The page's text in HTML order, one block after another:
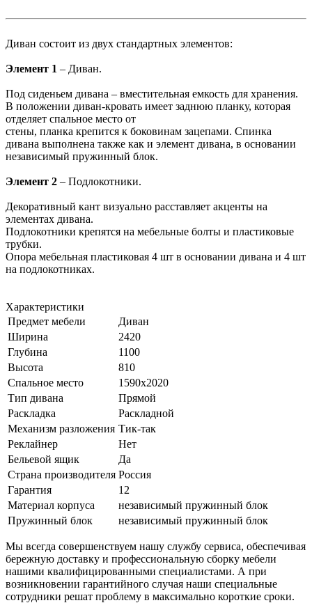
Диван состоит из двух стандартных элементов:
Элемент 1 – Диван.
Под сиденьем дивана – вместительная емкость для хранения.
В положении диван-кровать имеет заднюю планку, которая
отделяет спальное место от
стены, планка крепится к боковинам зацепами. Спинка
дивана выполнена также как и элемент дивана, в основании
независимый пружинный блок.
Элемент 2 – Подлокотники.
Декоративный кант визуально расставляет акценты на
элементах дивана.
Подлокотники крепятся на мебельные болты и пластиковые
трубки.
Опора мебельная пластиковая 4 шт в основании дивана и 4 шт
на подлокотниках.
Характеристики
Предмет мебели
Диван
Ширина
2420
Глубина
1100
Высота
810
Спальное место
1590х2020
Тип дивана
Прямой
Раскладка
Раскладной
Механизм разложения Тик-так
Реклайнер
Нет
Бельевой ящик
Да
Страна производителя Россия
Гарантия
12
Материал корпуса
независимый пружинный блок
Пружинный блок
независимый пружинный блок
Мы всегда совершенствуем нашу службу сервиса, обеспечивая
бережную доставку и профессиональную сборку мебели
нашими квалифицированными специалистами. А при
возникновении гарантийного случая наши специальные
сотрудники решат проблему в максимально короткие сроки.